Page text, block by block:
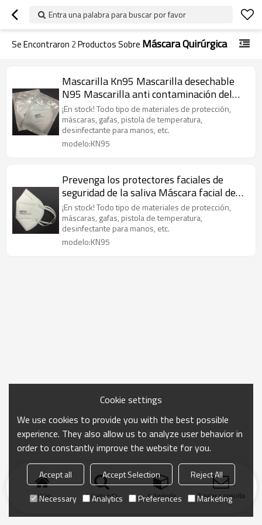
Entra una palabra para buscar por favor
Se Encontraron 2Productos Sobre Máscara Quirúrgica
Mascarilla Kn95 Mascarilla desechable
N95 Mascarilla anti contaminación del
aire Mascarilla facial
¡En stock! Todo tipo de materiales de protección,
máscaras, gafas, pistola de temperatura,
desinfectante para manos, etc.
modelo:KN95
Prevenga los protectores faciales de
seguridad de la saliva Máscara facial de
respiración reutilizable plegable Ffp2
Máscara EN 149 ffp2
¡En stock! Todo tipo de materiales de protección,
máscaras, gafas, pistola de temperatura,
desinfectante para manos, etc.
modelo:KN95
Inicio búsqueda categoría Enviar consulta
Cookie settings
We use cookies to provide you with the best possible
experience. They also allow us to analyze user behavior in
order to constantly improve the website for you.
Accept all Accept Selection
Reject All
Necessary
Analytics Preferences Marketing